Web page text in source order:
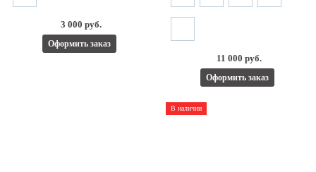
3 000 руб.
Оформить заказ
11 000 руб.
Оформить заказ
В наличии